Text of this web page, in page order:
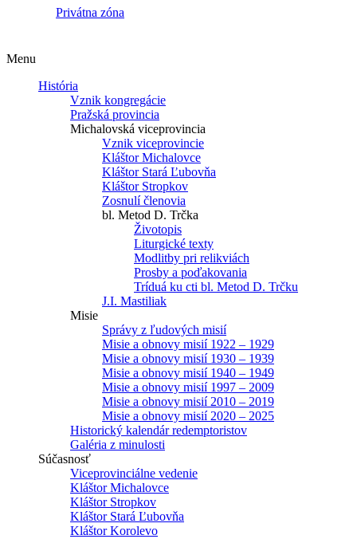
Privátna zóna
Menu
História
Vznik kongregácie
Pražská provincia
Michalovská viceprovincia
Vznik viceprovincie
Kláštor Michalovce
Kláštor Stará Ľubovňa
Kláštor Stropkov
Zosnulí členovia
bl. Metod D. Trčka
Životopis
Liturgické texty
Modlitby pri relikviách
Prosby a poďakovania
Tríduá ku cti bl. Metod D. Trčku
J.I. Mastiliak
Misie
Správy z ľudových misií
Misie a obnovy misií 1922 – 1929
Misie a obnovy misií 1930 – 1939
Misie a obnovy misií 1940 – 1949
Misie a obnovy misií 1997 – 2009
Misie a obnovy misií 2010 – 2019
Misie a obnovy misií 2020 – 2025
Historický kalendár redemptoristov
Galéria z minulosti
Súčasnosť
Viceprovinciálne vedenie
Kláštor Michalovce
Kláštor Stropkov
Kláštor Stará Ľubovňa
Kláštor Korolevo